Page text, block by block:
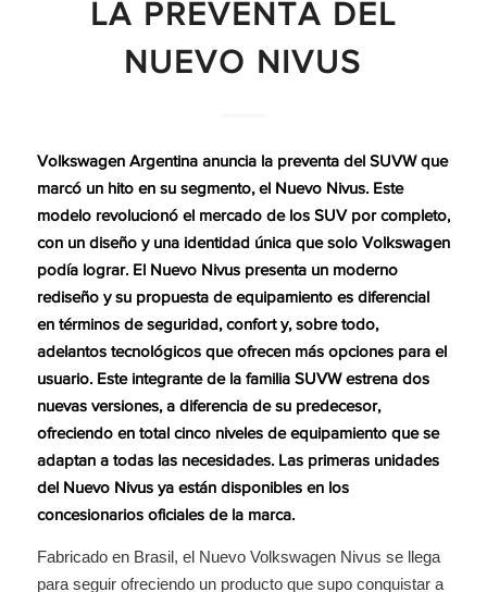
LA PREVENTA DEL
NUEVO NIVUS
Volkswagen Argentina anuncia la preventa del SUVW que
marcó un hito en su segmento, el Nuevo Nivus. Este
modelo revolucionó el mercado de los SUV por completo,
con un diseño y una identidad única que solo Volkswagen
podía lograr. El Nuevo Nivus presenta un moderno
rediseño y su propuesta de equipamiento es diferencial
en términos de seguridad, confort y, sobre todo,
adelantos tecnológicos que ofrecen más opciones para el
usuario. Este integrante de la familia SUVW estrena dos
nuevas versiones, a diferencia de su predecesor,
ofreciendo en total cinco niveles de equipamiento que se
adaptan a todas las necesidades. Las primeras unidades
del Nuevo Nivus ya están disponibles en los
concesionarios oficiales de la marca.
Fabricado en Brasil, el Nuevo Volkswagen Nivus se llega
para seguir ofreciendo un producto que supo conquistar a